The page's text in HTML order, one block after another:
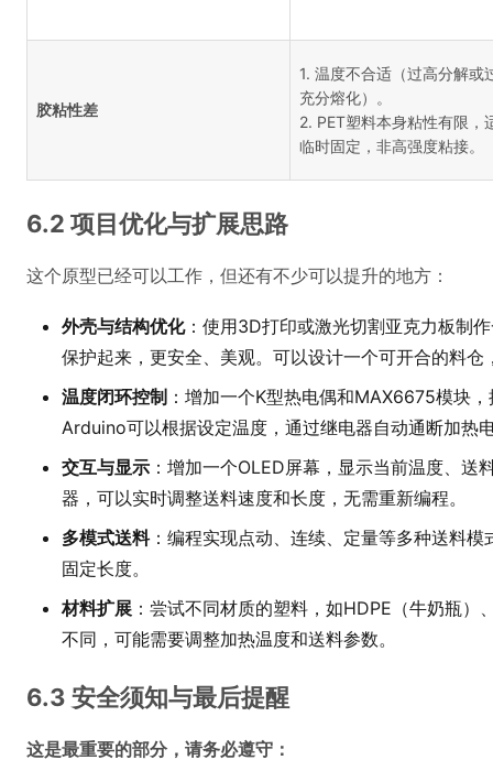
胶粘性差
1. 温度不合适（过高分解或
充分熔化）。
2. PET塑料本身粘性有限，
临时固定，非高强度粘接。
6.2 项目优化与扩展思路
这个原型已经可以工作，但还有不少可以提升的地方：
外壳与结构优化：使用3D打印或激光切割亚克力板制
保护起来，更安全、美观。可以设计一个可开合的料仓
温度闭环控制 ：增加一个K型热电偶和MAX6675模块
Arduino可以根据设定温度，通过继电器自动通断加热
交互与显示 ：增加一个OLED屏幕，显示当前温度、
器，可以实时调整送料速度和长度，无需重新编程。
多模式送料：编程实现点动、连续、定量等多种送料
固定长度。
材料扩展 ：尝试不同材质的塑料，如HDPE（牛奶瓶
不同，可能需要调整加热温度和送料参数。
6.3 安全须知与最后提醒
这是最重要的部分，请务必遵守：